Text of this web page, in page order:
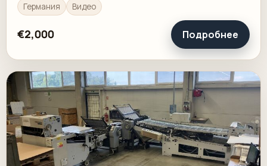
Германия Видео
€2,000 Подробнее